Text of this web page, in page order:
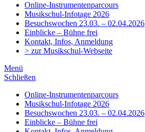
Online-Instrumentenparcours
Musikschul-Infotage 2026
Besuchswochen 23.03. – 02.04.2026
Einblicke – Bühne frei
Kontakt, Infos, Anmeldung
> zur Musikschul-Webseite
Menü
Schließen
Online-Instrumentenparcours
Musikschul-Infotage 2026
Besuchswochen 23.03. – 02.04.2026
Einblicke – Bühne frei